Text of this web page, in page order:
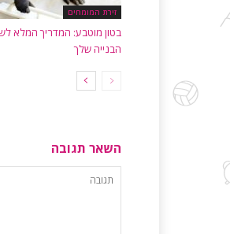
זירת המומחים
בטון מוטבע: המדריך המלא
הבנייה שלך
השאר תגובה